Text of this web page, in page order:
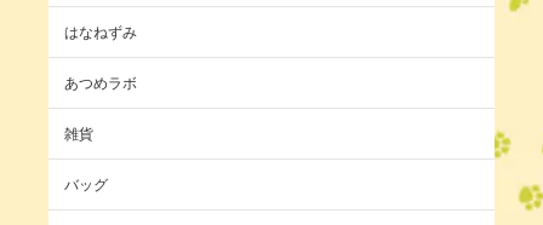
はなねずみ
あつめラボ
雑貨
バッグ